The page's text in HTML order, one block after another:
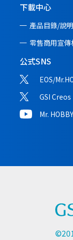
下載中心
產品目錄/說
零售商用宣傳
公式SNS
EOS/
GSI
Mr.